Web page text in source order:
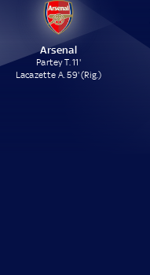
Arsenal
Partey T. 11'
Lacazette A. 59' (Rig.)